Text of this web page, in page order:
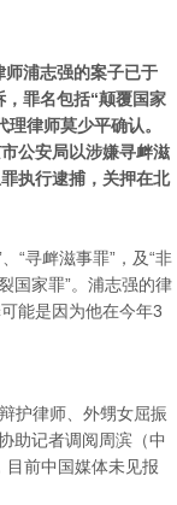
师浦志强的案子已于
罪名包括“颠覆国家
律师莫少平确认。
公安局以涉嫌寻衅滋
执行逮捕，关押在北
“寻衅滋事罪”，及“非
国家罪”。浦志强的律
能是因为他在今年3
护律师、外甥女屈振
助记者调阅周滨（中
前中国媒体未见报